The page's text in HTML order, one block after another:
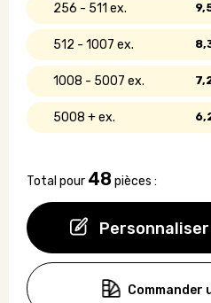
256 - 511
512 - 1007
1008 - 5007
5008 +
Total pour 48 pièces :
Commander